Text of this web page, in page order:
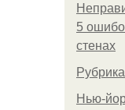
5
стенах
Нью-